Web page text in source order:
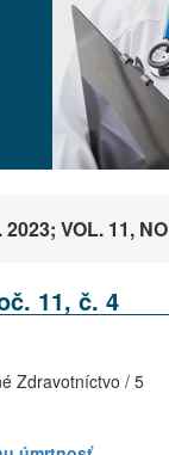
VOL. 11,
11, č. 4
Zdravotníctvo / 5